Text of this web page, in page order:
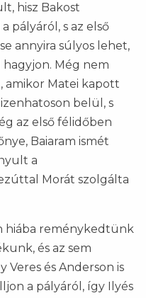
hisz Bakost
pályáról, s az első
annyira súlyos lehet,
Még nem
amikor Matei kapott
belül, s
az első félidőben
Baiaram ismét
a
Morát szolgálta
hiába reménykedtünk
és az sem
és Anderson is
a pályáról, így Ilyés